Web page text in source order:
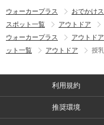
ウォーカープラス おでかけ
スポット一覧
アウトドア
ウォーカープラス
アウトド
ット一覧
アウトドア 授
利用規約
推奨環境